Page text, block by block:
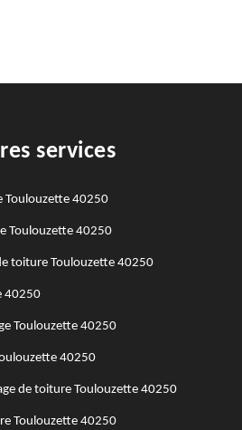
services
Toulouzette 40250
Toulouzette 40250
toiture Toulouzette 40250
40250
Toulouzette 40250
40250
de toiture Toulouzette 40250
Toulouzette 40250